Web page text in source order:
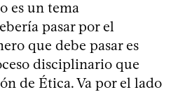
es un tema
pasar por el
que debe pasar es
disciplinario que
de Ética. Va por el lado